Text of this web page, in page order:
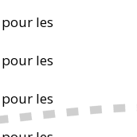
les
les
les